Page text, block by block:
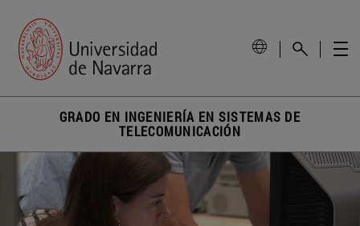
GRADO EN INGENIERÍA EN SISTEMAS DE
TELECOMUNICACIÓN